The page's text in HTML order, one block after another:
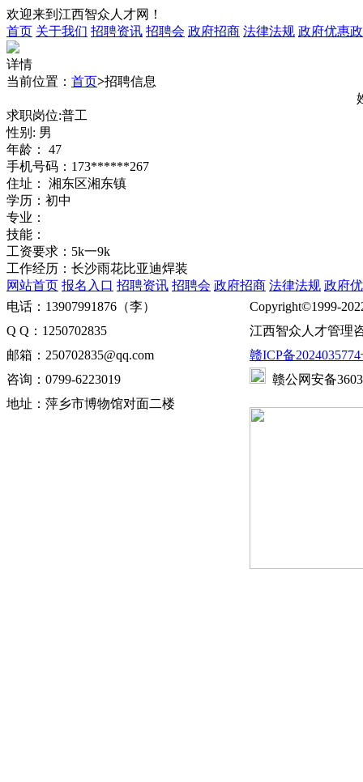
欢迎来到江西智众人才网！
首页 关于我们 招聘资讯 招聘会 政府招商 法律法规 政府优惠
详情
当前位置： 首页>招聘信息
求职岗位:普工
性别: 男
年龄： 47
手机号码：173******267
住址： 湘东区湘东镇
学历：初中
专业：
技能：
工资要求：5k一9k
工作经历：长沙雨花比亚迪焊装
网站首页 报名入口 招聘资讯 招聘会 政府招商 法律法规 政府
电话：13907991876（李）
Q Q：1250702835
邮箱：250702835@qq.com
咨询：0799-6223019
地址：萍乡市博物馆对面二楼
Copyright©1999-
江西智众人才管理
赣ICP备
赣公网安备